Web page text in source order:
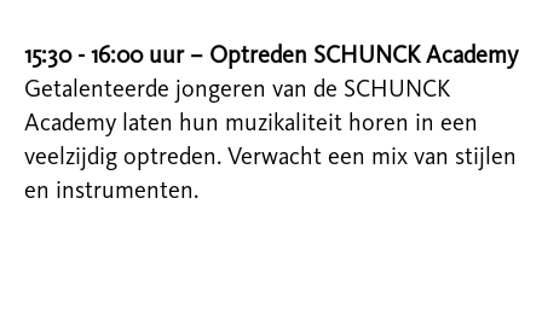
15:30 - 16:00 uur – Optreden SCHUNCK Academy
Getalenteerde jongeren van de SCHUNCK
Academy laten hun muzikaliteit horen in een
veelzijdig optreden. Verwacht een mix van stijlen
en instrumenten.